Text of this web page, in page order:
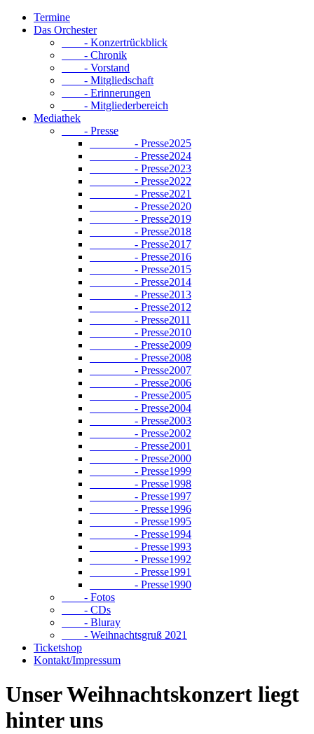
Termine
Das Orchester
- Konzertrückblick
- Chronik
- Vorstand
- Mitgliedschaft
- Erinnerungen
- Mitgliederbereich
Mediathek
- Presse
- Presse2025
- Presse2024
- Presse2023
- Presse2022
- Presse2021
- Presse2020
- Presse2019
- Presse2018
- Presse2017
- Presse2016
- Presse2015
- Presse2014
- Presse2013
- Presse2012
- Presse2011
- Presse2010
- Presse2009
- Presse2008
- Presse2007
- Presse2006
- Presse2005
- Presse2004
- Presse2003
- Presse2002
- Presse2001
- Presse2000
- Presse1999
- Presse1998
- Presse1997
- Presse1996
- Presse1995
- Presse1994
- Presse1993
- Presse1992
- Presse1991
- Presse1990
- Fotos
- CDs
- Bluray
- Weihnachtsgruß 2021
Ticketshop
Kontakt/Impressum
Unser Weihnachtskonzert liegt
hinter uns